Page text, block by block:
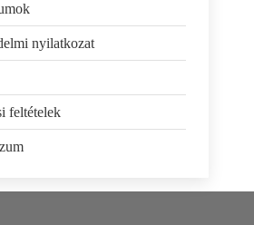
nyilatkozat
feltételek